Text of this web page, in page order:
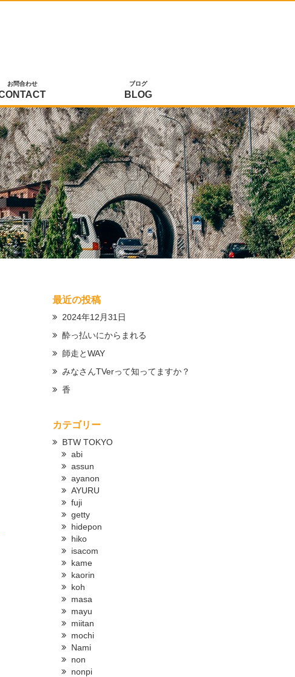
お問合わせ ブログ
BLOG
最近の投稿
2024年12月31日
酔っ払いにからまれる
師走とWAY
みなさんTVerって知ってますか？
香
カテゴリー
BTW TOKYO
abi
assun
ayanon
AYURU
fuji
getty
hidepon
hiko
isacom
kame
kaorin
koh
masa
mayu
miitan
mochi
Nami
non
nonpi